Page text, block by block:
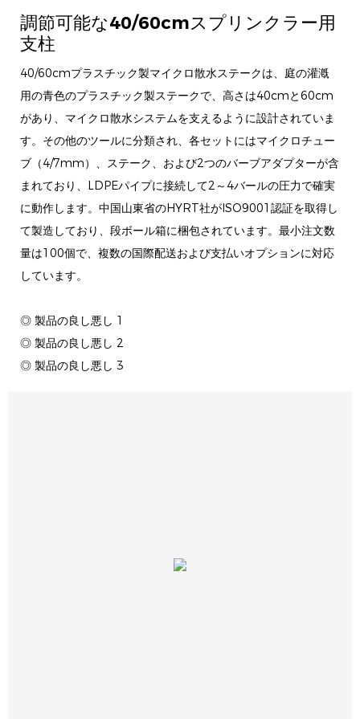
調節可能な40/60cmスプリンクラー用
支柱
40/60cmプラスチック製マイクロ散水ステークは、庭の灌漑
用の青色のプラスチック製ステークで、高さは40cmと60cm
があり、マイクロ散水システムを支えるように設計されていま
す。その他のツールに分類され、各セットにはマイクロチュー
ブ（4/7mm）、ステーク、および2つのバーブアダプターが含
まれており、LDPEパイプに接続して2～4バールの圧力で確実
に動作します。中国山東省のHYRT社がISO9001認証を取得し
て製造しており、段ボール箱に梱包されています。最小注文数
量は100個で、複数の国際配送および支払いオプションに対応
しています。
◎ 製品の良し悪し 1
◎ 製品の良し悪し 2
◎ 製品の良し悪し 3